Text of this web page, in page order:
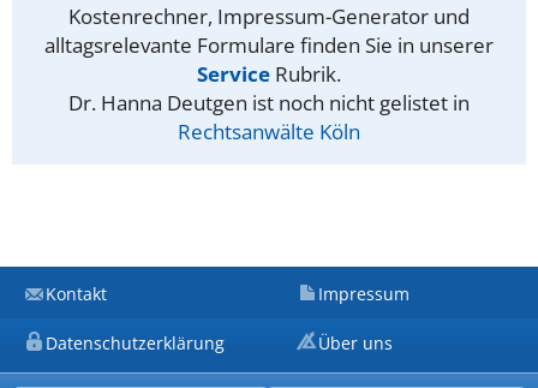
Kostenrechner, Impressum-Generator und
alltagsrelevante Formulare finden Sie in unserer
Service Rubrik.
Dr. Hanna Deutgen ist noch nicht gelistet in
Rechtsanwälte Köln
Kontakt Impressum
Datenschutzerklärung Über uns